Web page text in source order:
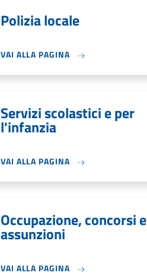
Polizia locale
VAI ALLA PAGINA
Servizi scolastici e per
l'infanzia
VAI ALLA PAGINA
Occupazione, concorsi e
assunzioni
VAI ALLA PAGINA